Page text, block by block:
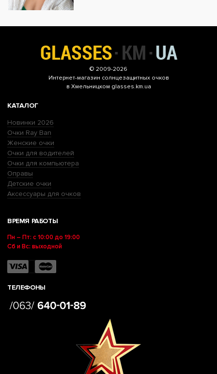
© 2009-2026
Интернет-магазин солнцезащитных очков
в Хмельницком glasses.km.ua
КАТАЛОГ
Новинки 2026
Очки Ray Ban
Женские очки
Очки для водителей
Очки для компьютера
Оправы
Детские очки
Аксессуары для очков
ВРЕМЯ РАБОТЫ
Пн – Пт: с 10:00 до 19:00
Сб и Вс: выходной
ТЕЛЕФОНЫ